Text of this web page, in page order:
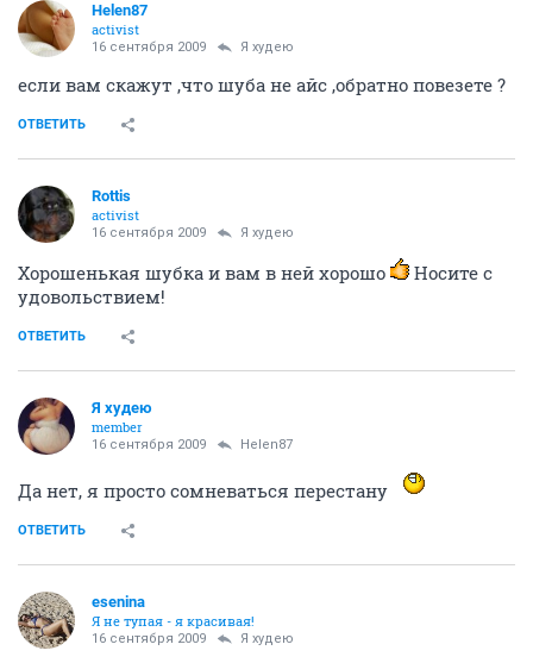
Helen87
activist
16 сентября 2009 Я худею
если вам скажут ,что шуба не айс ,обратно повезете ?
ОТВЕТИТЬ
Rottis
activist
16 сентября 2009 Я худею
Хорошенькая шубка и вам в ней хорошо
Носите с
удовольствием!
ОТВЕТИТЬ
Я худею
member
16 сентября 2009 Helen87
Да нет, я просто сомневаться перестану
ОТВЕТИТЬ
esenina
Я не тупая - я красивая!
16 сентября 2009 Я худею